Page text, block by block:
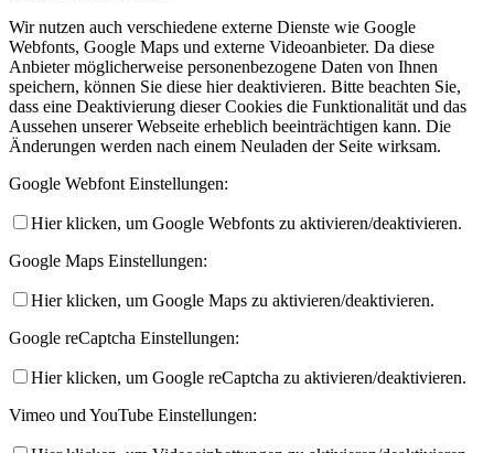
Wir nutzen auch verschiedene externe Dienste wie Google
Webfonts, Google Maps und externe Videoanbieter. Da diese
Anbieter möglicherweise personenbezogene Daten von Ihnen
speichern, können Sie diese hier deaktivieren. Bitte beachten Sie,
dass eine Deaktivierung dieser Cookies die Funktionalität und das
Aussehen unserer Webseite erheblich beeinträchtigen kann. Die
Änderungen werden nach einem Neuladen der Seite wirksam.
Google Webfont Einstellungen:
Hier klicken, um Google Webfonts zu aktivieren/deaktivieren.
Google Maps Einstellungen:
Hier klicken, um Google Maps zu aktivieren/deaktivieren.
Google reCaptcha Einstellungen:
Hier klicken, um Google reCaptcha zu aktivieren/deaktivieren.
Vimeo und YouTube Einstellungen: